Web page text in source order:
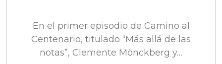
En el primer episodio de Camino al
Centenario, titulado “Más allá de las
notas”, Clemente Mönckberg y…